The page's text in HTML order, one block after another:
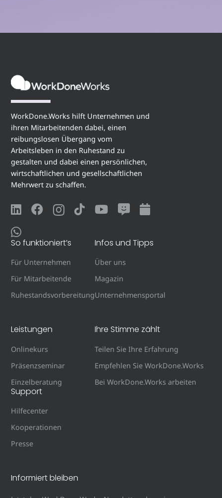
WorkDone.Works hilft Unternehmen und
ihren Mitarbeitenden dabei, einen
reibungslosen Übergang vom
Arbeitsleben in den Ruhestand zu
gestalten und dabei einen persönlichen,
wirtschaftlichen und gesellschaftlichen
Mehrwert zu schaffen.
So funktioniert’s
Für Unternehmen
Für Mitarbeitende
Ruhestandsvorbereitung
Leistungen
Onlinekurs
Präsenzseminar
Einzelberatung
Infos und Tipps
Über uns
Magazin
Unternehmensportal
Ihre Stimme zählt
Teilen Sie Ihre Erfahrung
Empfehlen Sie WorkDone.Works
Bei WorkDone.Works arbeiten
Support
Hilfecenter
Kooperationen
Presse
Informiert bleiben